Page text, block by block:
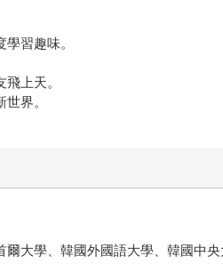
習趣味。
上天。
界。
大學、韓國外國語大學、韓國中央